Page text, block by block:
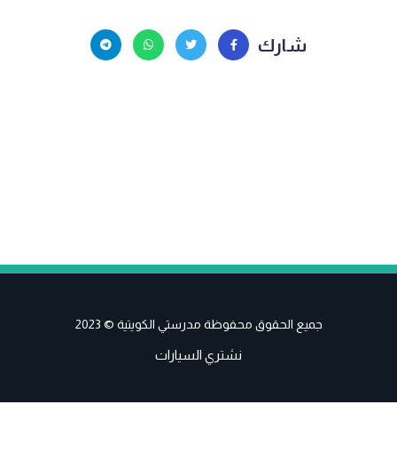
شارك
جميع الحقوق محفوظة مدرستي الكويتية © 2023
نشتري السيارات